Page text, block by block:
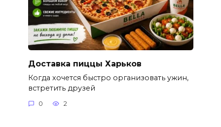
Доставка пиццы Харьков
Когда хочется быстро организовать ужин,
встретить друзей
0 2